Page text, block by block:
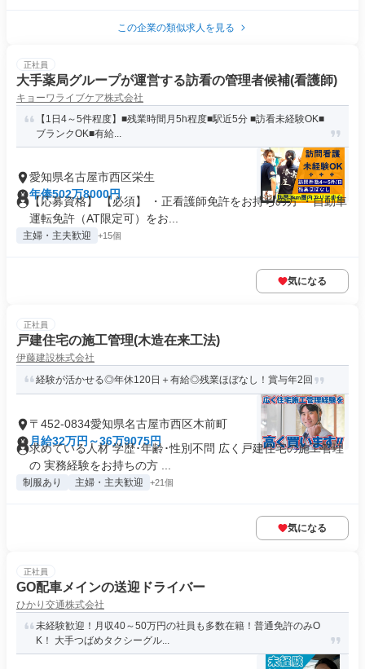
この企業の類似求人を見る
正社員
大手薬局グループが運営する訪看の管理者候補(看護師)
キョーワライブケア株式会社
【1日4～5件程度】■残業時間月5h程度■駅近5分 ■訪看未経験OK■
ブランクOK■有給...
愛知県名古屋市西区栄生
年俸502万8000円
【応募資格】 【必須】 ・正看護師免許をお持ちの方 ・自動車
運転免許（AT限定可）をお...
主婦・主夫歓迎 +15個
気になる
正社員
戸建住宅の施工管理(木造在来工法)
伊藤建設株式会社
経験が活かせる◎年休120日＋有給◎残業ほぼなし！賞与年2回
〒452-0834愛知県名古屋市西区木前町
月給32万円～36万9075円
求めている人材 学歴･年齢･性別不問 広く戸建住宅の施工管理
の 実務経験をお持ちの方 ...
制服あり 主婦・主夫歓迎 +21個
気になる
正社員
GO配車メインの送迎ドライバー
ひかり交通株式会社
未経験歓迎！月収40～50万円の社員も多数在籍！普通免許のみO
K！ 大手つばめタクシーグル...